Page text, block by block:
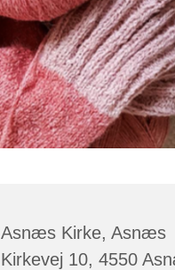
Asnæs Kirke, Asnæs
Kirkevej 10, 4550